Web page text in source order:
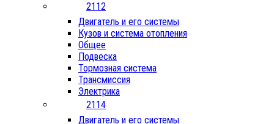
2112
Двигатель и его системы
Кузов и система отопления
Общее
Подвеска
Тормозная система
Трансмиссия
Электрика
2114
Двигатель и его системы